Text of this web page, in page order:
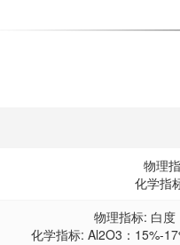
物理
化学指
物理指标: 白
化学指标: Al2O3：15%-